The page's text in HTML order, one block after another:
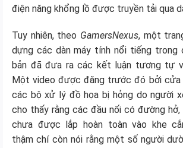
điện năng khổng lồ được truyền tải qua
Tuy nhiên, theo GamersNexus, một
dựng các dàn máy tính nổi tiếng trong
bản đã đưa ra các kết luận tương tự
Một video được đăng trước đó bởi cửa
các bộ xử lý đồ họa bị hỏng do người
cho thấy rằng các đầu nối có đường hở,
chưa được lắp hoàn toàn vào khe
thậm chí còn nói rằng một số người